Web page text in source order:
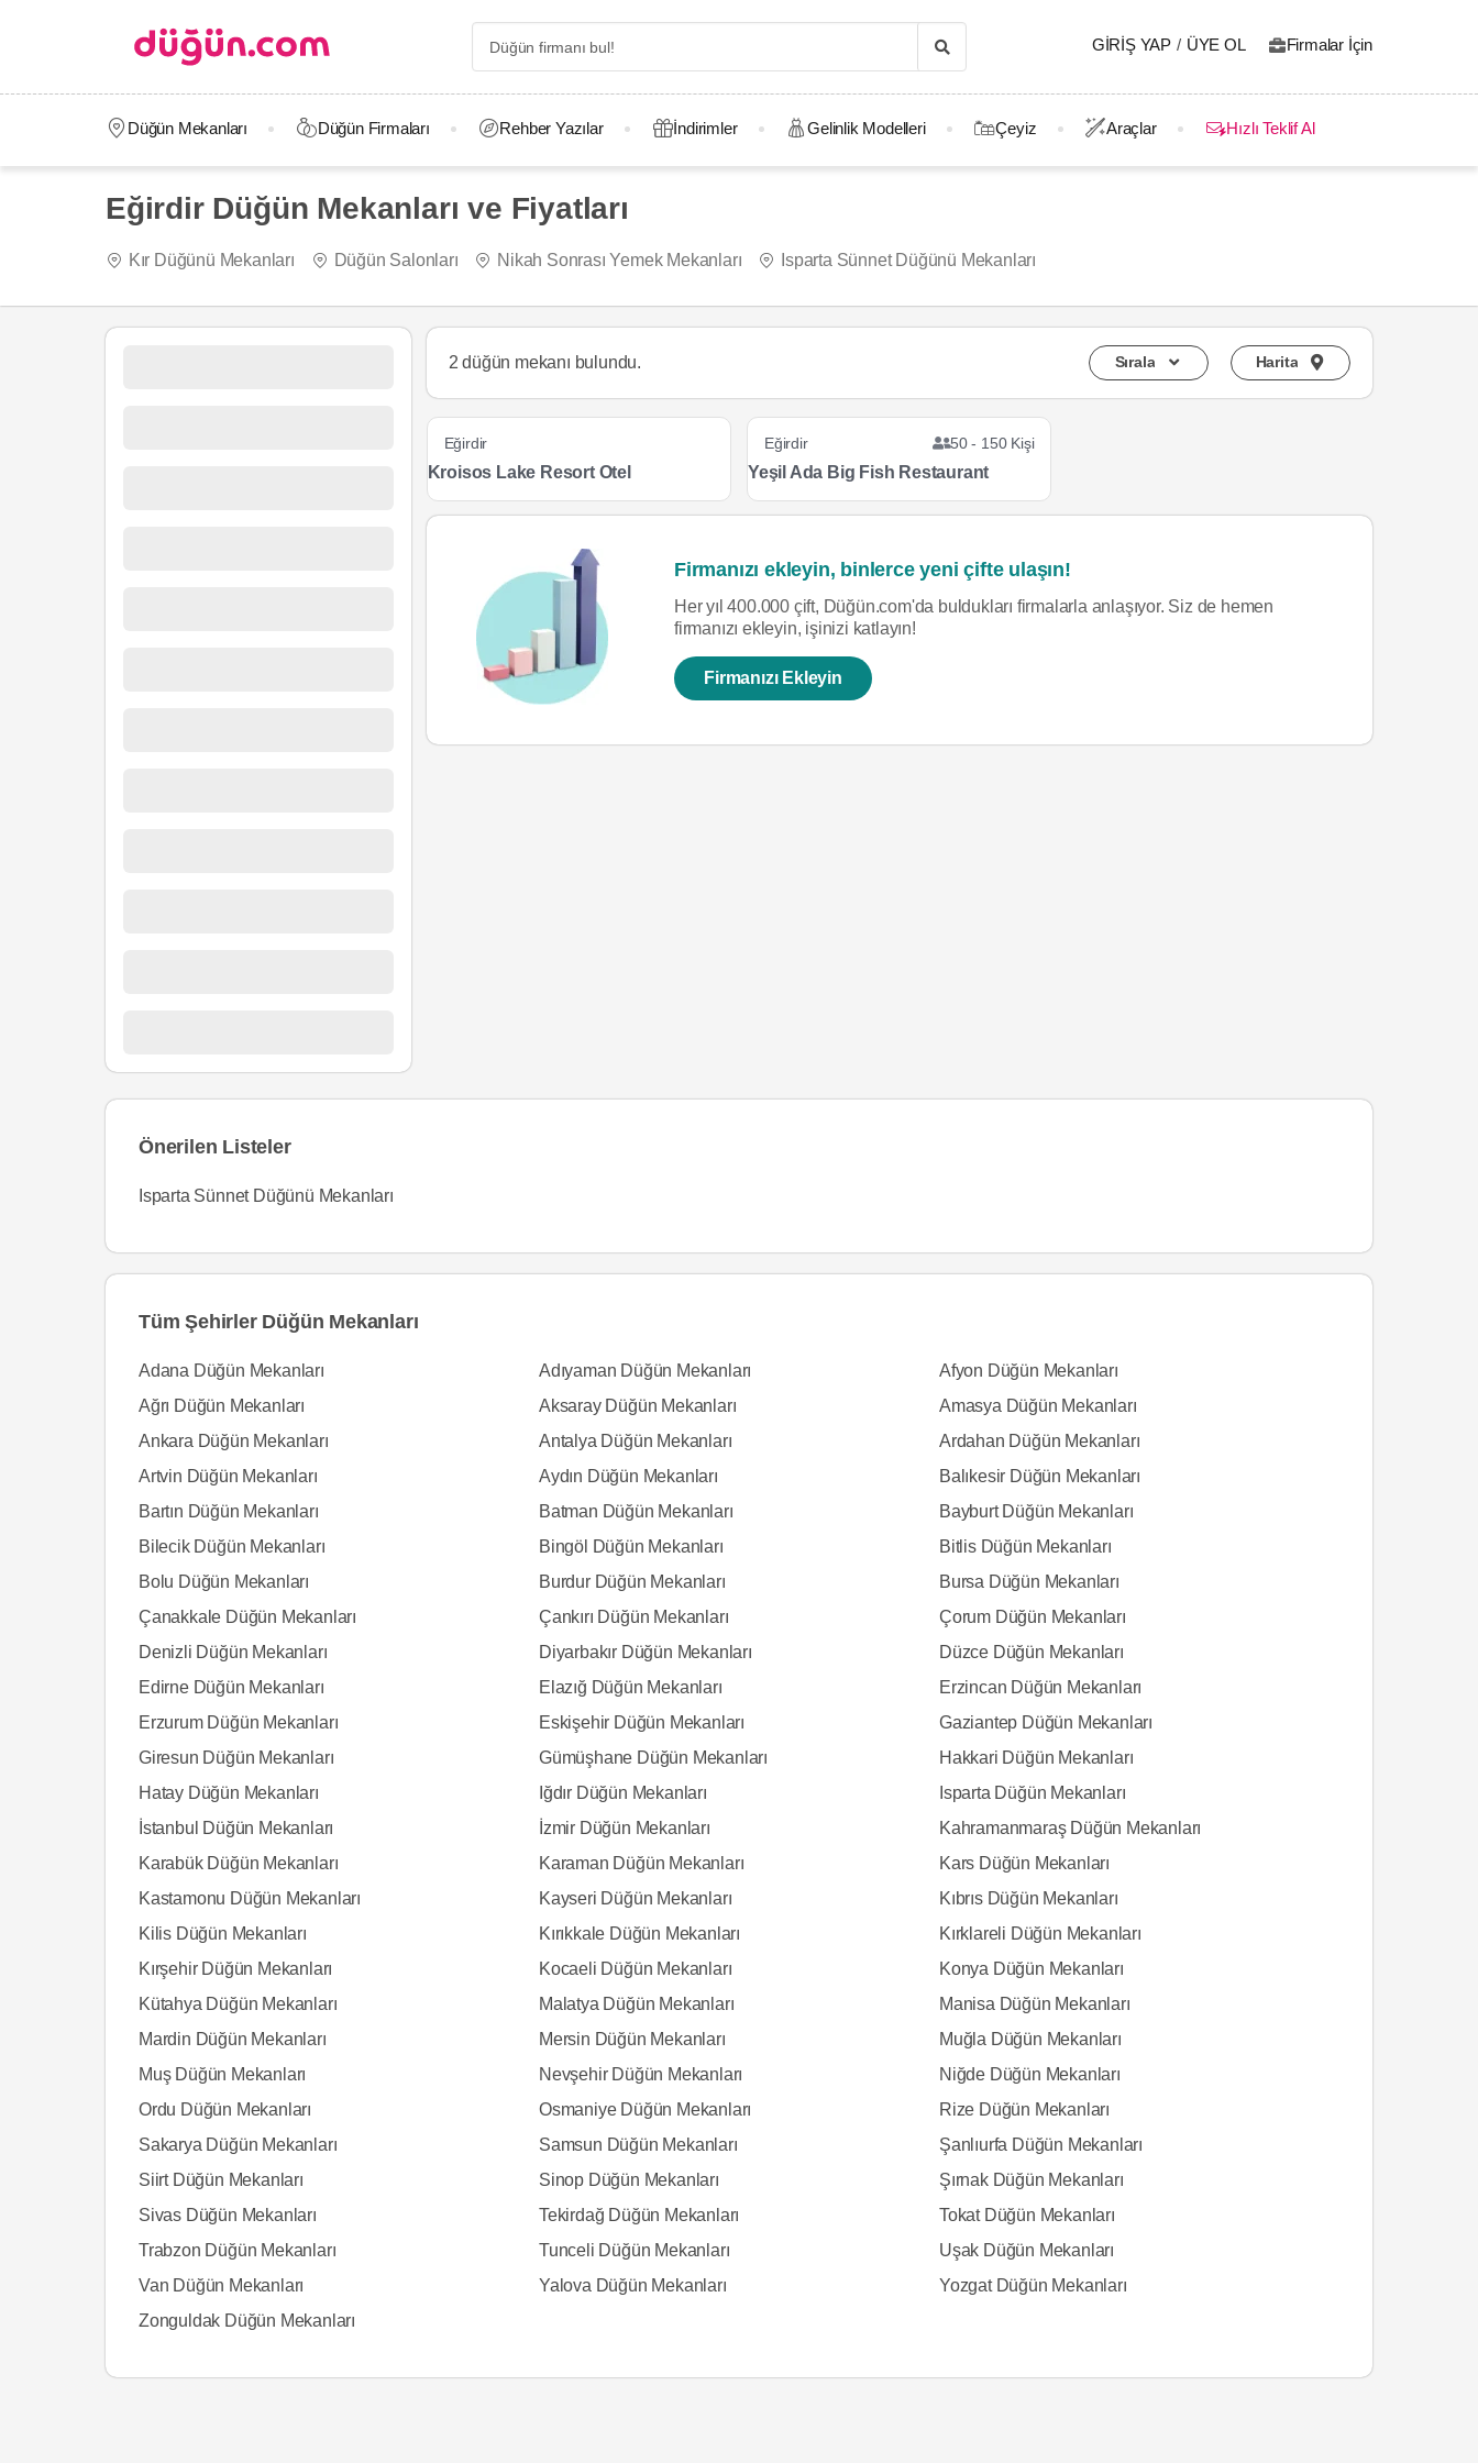
GIRIŞ YAP / ÜYE OL Firmalar İçin
Düğün Mekanları Düğün Firmaları Rehber Yazılar İndirimler Gelinlik Modelleri Çeyiz Araçlar Hızlı Teklif Al
Eğirdir Düğün Mekanları ve Fiyatları
Kır Düğünü Mekanları Düğün Salonları Nikah Sonrası Yemek Mekanları Isparta Sünnet Düğünü Mekanları
2 düğün mekanı bulundu. Sırala Harita
Eğirdir
Kroisos Lake Resort Otel
Eğirdir 50 - 150 Kişi
Yeşil Ada Big Fish Restaurant
Firmanızı ekleyin, binlerce yeni çifte ulaşın!
Her yıl 400.000 çift, Düğün.com'da buldukları firmalarla anlaşıyor. Siz de hemen
firmanızı ekleyin, işinizi katlayın!
Firmanızı Ekleyin
Önerilen Listeler
Isparta Sünnet Düğünü Mekanları
Tüm Şehirler Düğün Mekanları
Adana Düğün Mekanları Adıyaman Düğün Mekanları
Afyon Düğün Mekanları
Ağrı Düğün Mekanları
Aksaray Düğün Mekanları
Amasya Düğün Mekanları
Ankara Düğün Mekanları
Antalya Düğün Mekanları
Ardahan Düğün Mekanları
Artvin Düğün Mekanları
Aydın Düğün Mekanları
Balıkesir Düğün Mekanları
Bartın Düğün Mekanları
Batman Düğün Mekanları
Bayburt Düğün Mekanları
Bilecik Düğün Mekanları
Bingöl Düğün Mekanları
Bitlis Düğün Mekanları
Bolu Düğün Mekanları
Burdur Düğün Mekanları
Bursa Düğün Mekanları
Çanakkale Düğün Mekanları
Çankırı Düğün Mekanları
Çorum Düğün Mekanları
Denizli Düğün Mekanları
Diyarbakır Düğün Mekanları
Düzce Düğün Mekanları
Edirne Düğün Mekanları
Elazığ Düğün Mekanları
Erzincan Düğün Mekanları
Erzurum Düğün Mekanları
Eskişehir Düğün Mekanları
Gaziantep Düğün Mekanları
Giresun Düğün Mekanları
Gümüşhane Düğün Mekanları
Hakkari Düğün Mekanları
Hatay Düğün Mekanları
Iğdır Düğün Mekanları
Isparta Düğün Mekanları
İstanbul Düğün Mekanları
İzmir Düğün Mekanları
Kahramanmaraş Düğün Mekanları
Karabük Düğün Mekanları
Karaman Düğün Mekanları
Kars Düğün Mekanları
Kastamonu Düğün Mekanları
Kayseri Düğün Mekanları
Kıbrıs Düğün Mekanları
Kilis Düğün Mekanları
Kırıkkale Düğün Mekanları
Kırklareli Düğün Mekanları
Kırşehir Düğün Mekanları
Kocaeli Düğün Mekanları
Konya Düğün Mekanları
Kütahya Düğün Mekanları
Malatya Düğün Mekanları
Manisa Düğün Mekanları
Mardin Düğün Mekanları
Mersin Düğün Mekanları
Muğla Düğün Mekanları
Muş Düğün Mekanları
Nevşehir Düğün Mekanları
Niğde Düğün Mekanları
Ordu Düğün Mekanları
Osmaniye Düğün Mekanları
Rize Düğün Mekanları
Sakarya Düğün Mekanları
Samsun Düğün Mekanları
Şanlıurfa Düğün Mekanları
Siirt Düğün Mekanları
Sinop Düğün Mekanları
Şırnak Düğün Mekanları
Sivas Düğün Mekanları
Tekirdağ Düğün Mekanları
Tokat Düğün Mekanları
Trabzon Düğün Mekanları
Tunceli Düğün Mekanları
Uşak Düğün Mekanları
Van Düğün Mekanları
Yalova Düğün Mekanları
Yozgat Düğün Mekanları
Zonguldak Düğün Mekanları